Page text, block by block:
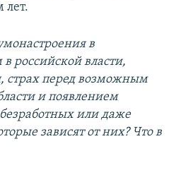
лет.
в
российской власти,
страх перед возможным
и появлением
или даже
зависят от них? Что в